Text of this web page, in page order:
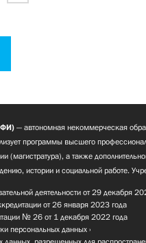
— автономная некоммерческая
программы высшего
(магистратура), а также
истории и социальной работе.
деятельности от 29 декабря
от 26 января 2023 года
№ 26 от 1 декабря 2022 года
персональных данных